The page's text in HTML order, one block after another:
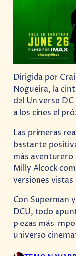
Dirigida por
Nogueira, la
del Universo
a los cines el
Las primeras
bastante
más aventurero
Milly Alcock
versiones
Con Superman
DCU, todo
piezas más
universo